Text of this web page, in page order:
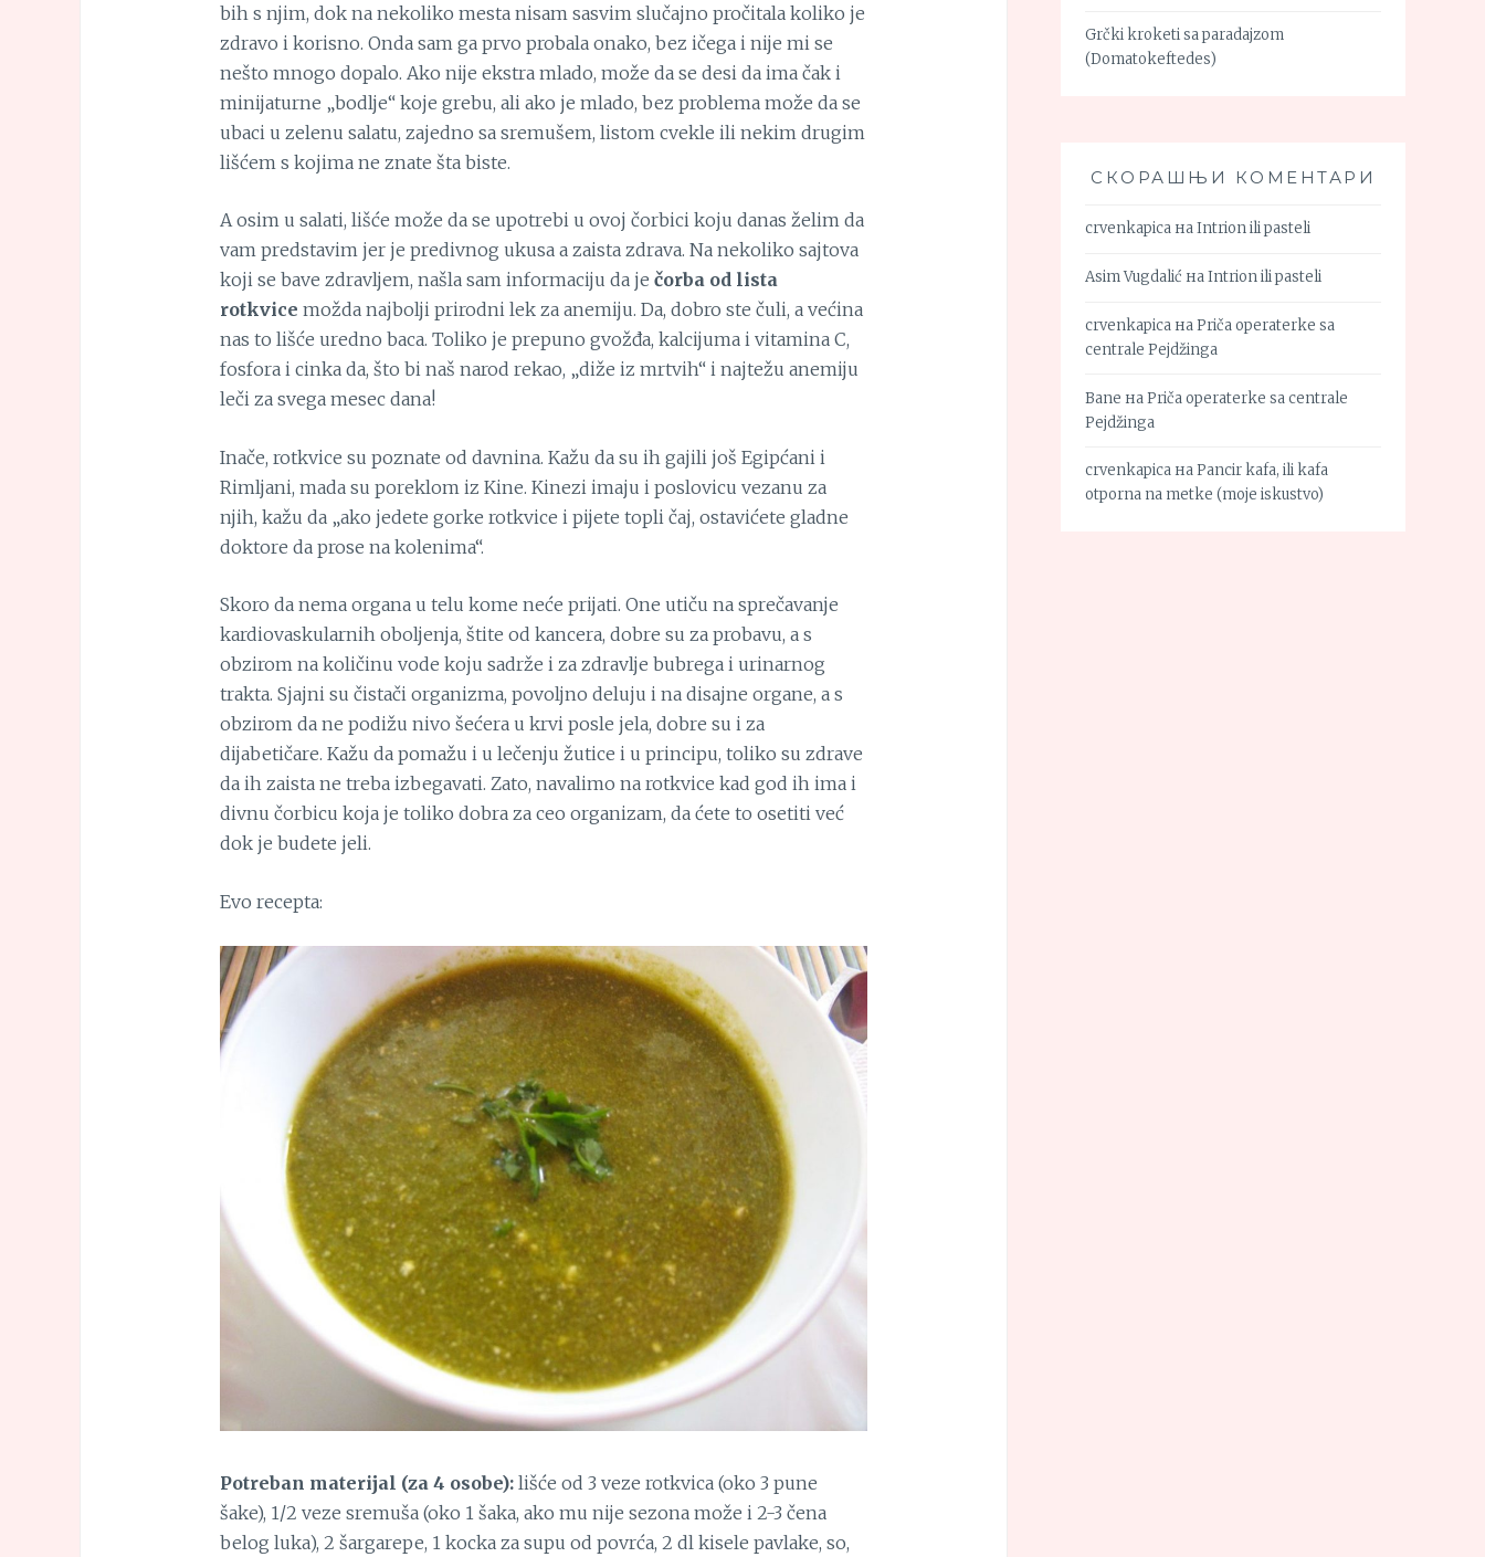
bih s njim, dok na nekoliko mesta nisam sasvim slučajno pročitala koliko je
zdravo i korisno. Onda sam ga prvo probala onako, bez ičega i nije mi se
nešto mnogo dopalo. Ako nije ekstra mlado, može da se desi da ima čak i
minijaturne „bodlje“ koje grebu, ali ako je mlado, bez problema može da se
ubaci u zelenu salatu, zajedno sa sremušem, listom cvekle ili nekim drugim
lišćem s kojima ne znate šta biste.
A osim u salati, lišće može da se upotrebi u ovoj čorbici koju danas želim da
vam predstavim jer je predivnog ukusa a zaista zdrava. Na nekoliko sajtova
koji se bave zdravljem, našla sam informaciju da je čorba od lista
rotkvice možda najbolji prirodni lek za anemiju. Da, dobro ste čuli, a većina
nas to lišće uredno baca. Toliko je prepuno gvožđa, kalcijuma i vitamina C,
fosfora i cinka da, što bi naš narod rekao, „diže iz mrtvih“ i najtežu anemiju
leči za svega mesec dana!
Inače, rotkvice su poznate od davnina. Kažu da su ih gajili još Egipćani i
Rimljani, mada su poreklom iz Kine. Kinezi imaju i poslovicu vezanu za
njih, kažu da „ako jedete gorke rotkvice i pijete topli čaj, ostavićete gladne
doktore da prose na kolenima“.
Skoro da nema organa u telu kome neće prijati. One utiču na sprečavanje
kardiovaskularnih oboljenja, štite od kancera, dobre su za probavu, a s
obzirom na količinu vode koju sadrže i za zdravlje bubrega i urinarnog
trakta. Sjajni su čistači organizma, povoljno deluju i na disajne organe, a s
obzirom da ne podižu nivo šećera u krvi posle jela, dobre su i za
dijabetičare. Kažu da pomažu i u lečenju žutice i u principu, toliko su zdrave
da ih zaista ne treba izbegavati. Zato, navalimo na rotkvice kad god ih ima i
divnu čorbicu koja je toliko dobra za ceo organizam, da ćete to osetiti već
dok je budete jeli.
Evo recepta:
Potreban materijal (za 4 osobe):lišće od 3 veze rotkvica (oko 3 pune
šake), 1/2 veze sremuša (oko 1 šaka, ako mu nije sezona može i 2-3 čena
belog luka), 2 šargarepe, 1 kocka za supu od povrća, 2 dl kisele pavlake, so,
Grčki kroketi sa paradajzom
(Domatokeftedes)
СКОРАШЊИ КОМЕНТАРИ
crvenkapica наIntrion ili pasteli
Asim Vugdalić наIntrion ili pasteli
crvenkapica наPriča operaterke sa
centrale Pejdžinga
Bane наPriča operaterke sa centrale
Pejdžinga
crvenkapica наPancir kafa, ili kafa
otporna na metke (moje iskustvo)